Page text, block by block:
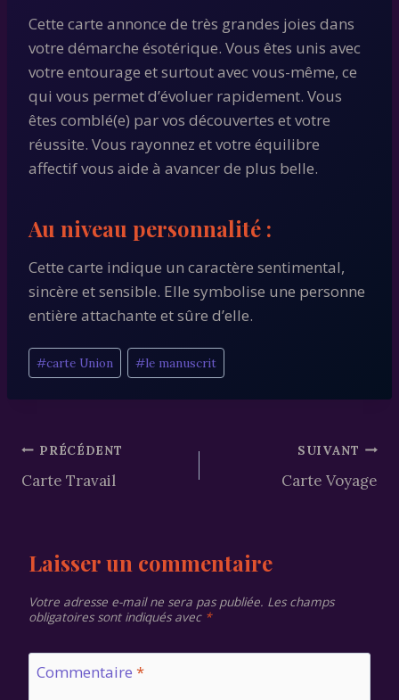
Cette carte annonce de très grandes joies dans
votre démarche ésotérique. Vous êtes unis avec
votre entourage et surtout avec vous-même, ce
qui vous permet d’évoluer rapidement. Vous
êtes comblé(e) par vos découvertes et votre
réussite. Vous rayonnez et votre équilibre
affectif vous aide à avancer de plus belle.
Au niveau personnalité :
Cette carte indique un caractère sentimental,
sincère et sensible. Elle symbolise une personne
entière attachante et sûre d’elle.
Étiquettes
de
la
#carte Union #le manuscrit
Navigation
de
PRÉCÉDENT
Carte Travail
SUIVANT
Carte Voyage
Laisser un commentaire
Votre adresse e-mail ne sera pas publiée. Les champs
obligatoires sont indiqués avec *
Commentaire *